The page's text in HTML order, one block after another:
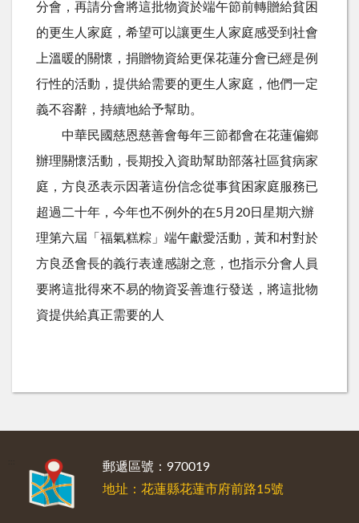
分會，再請分會將這批物資於端午節前轉贈給貧困
的更生人家庭，希望可以讓更生人家庭感受到社會
上溫暖的關懷，捐贈物資給更保花蓮分會已經是例
行性的活動，提供給需要的更生人家庭，他們一定
義不容辭，持續地給予幫助。
中華民國慈恩慈善會每年三節都會在花蓮偏鄉
辦理關懷活動，長期投入資助幫助部落社區貧病家
庭，方良丞表示因著這份信念從事貧困家庭服務已
超過二十年，今年也不例外的在5月20日星期六辦
理第六屆「福氣糕粽」端午獻愛活動，黃和村對於
方良丞會長的義行表達感謝之意，也指示分會人員
要將這批得來不易的物資妥善進行發送，將這批物
資提供給真正需要的人
郵遞區號：970019
地址：花蓮縣花蓮市府前路15號